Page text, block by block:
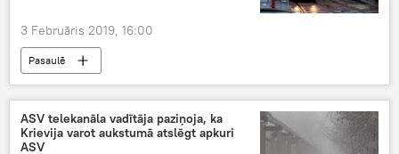
3 Februāris 2019, 16:00
Pasaulē
ASV telekanāla vadītāja paziņoja, ka
Krievija varot aukstumā atslēgt apkuri
ASV